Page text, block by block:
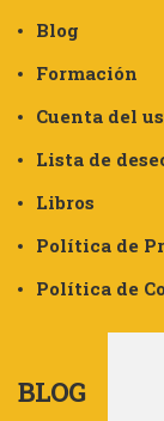
Blog
Formación
Cuenta del
Lista de
Libros
Política de
Política de
BLOG